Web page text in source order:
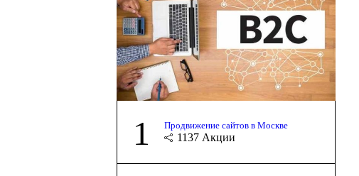
1 Продвижение сайтов в Москве
1137 Акции